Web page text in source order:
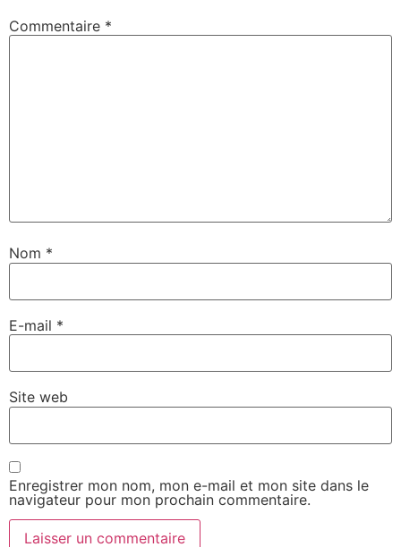
Commentaire *
Nom *
E-mail *
Site web
Enregistrer mon nom, mon e-mail et mon site dans le
navigateur pour mon prochain commentaire.